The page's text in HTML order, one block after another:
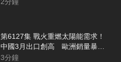
第6127集 戰火重燃太陽能需求！
中國3月出口創高 歐洲銷量暴增
10倍
3分鐘